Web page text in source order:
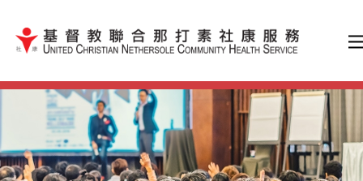
跳到內容（按輸入鍵）